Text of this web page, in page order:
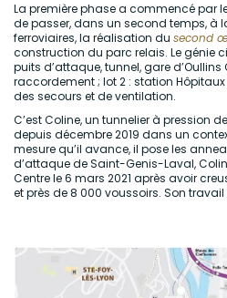
La première phase a commencé par
de passer, dans un second temps, à
ferroviaires, la réalisation du second
construction du parc relais. Le génie
puits d’attaque, tunnel, gare
raccordement ; lot 2 : station Hôpitaux
des secours et de ventilation.
C’est Coline, un tunnelier à pression
depuis décembre 2019 dans un
mesure qu’il avance, il pose les
d’attaque de Saint-Genis-Laval,
Centre le 6 mars 2021 après avoir
et près de 8 000 voussoirs. Son travail